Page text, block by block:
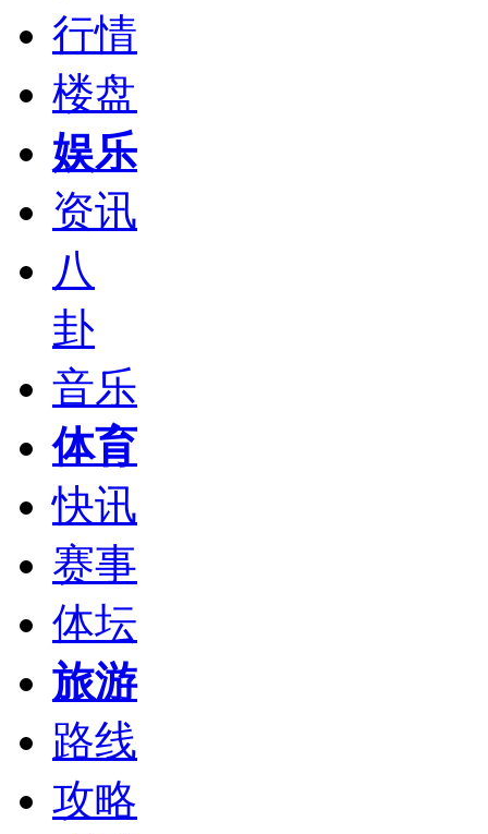
行情
楼盘
娱乐
资讯
八
卦
音乐
体育
快讯
赛事
体坛
旅游
路线
攻略